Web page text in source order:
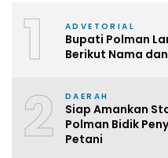
1 ADVETORIAL
Bupati Polman
Berikut Nama
2 DAERAH
Siap Amankan
Polman Bidik
Petani